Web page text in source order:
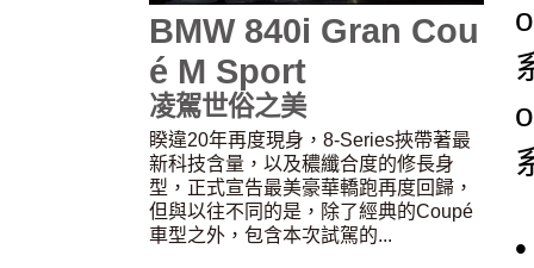
BMW 840i Gran Cou
é M Sport
凌駕世俗之美
睽違20年再度現身，8-Series挾帶著最
新科技含量，以及穠纖合度的修長身
型，正式宣告最美豪華轎跑再度回歸，
但與以往不同的是，除了經典的Coupé
車型之外，包含本次試駕的...